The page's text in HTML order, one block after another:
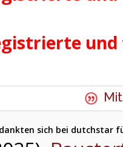
sich bei dutchstar